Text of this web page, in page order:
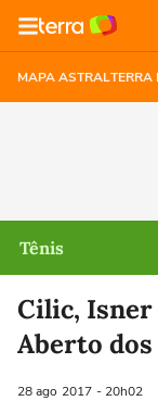
MAPA ASTRALTERRA
Tênis
Cilic, Isner
Aberto dos
28 ago 2017 - 20h02